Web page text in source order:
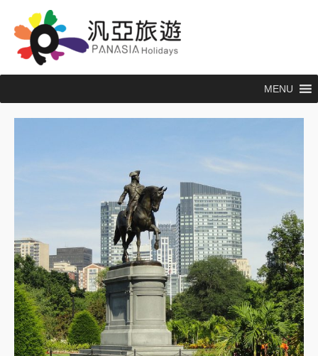
內
MENU